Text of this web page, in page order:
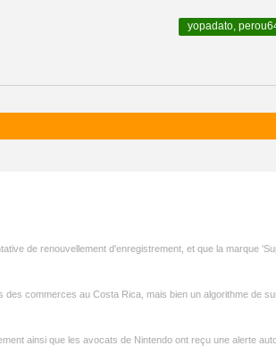
yopadato,
de renouvellement d'enregistrement, et que la marque
commerces au Costa Rica, mais bien un algorithme de
ainsi que les avocats de Nintendo ont reçu une alerte